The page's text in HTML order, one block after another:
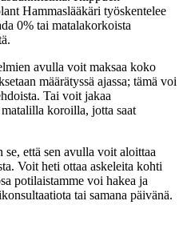
Hammaslääkäri työskentelee
0% tai matalakorkoista
avulla voit maksaa koko
määrätyssä ajassa; tämä voi
Tai voit jakaa
koroilla, jotta saat
se, että sen avulla voit aloittaa
Voit heti ottaa askeleita kohti
potilaistamme voi hakea ja
tai samana päivänä.